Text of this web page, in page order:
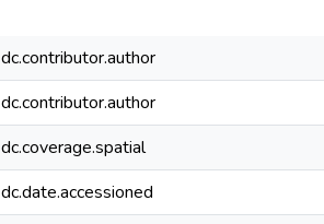
dc.contributor.author
dc.contributor.author
dc.coverage.spatial
dc.date.accessioned